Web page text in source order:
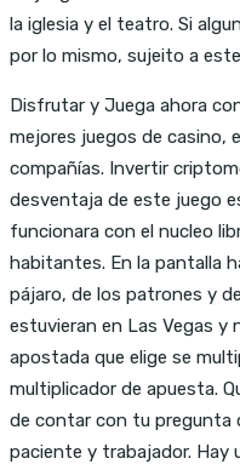
la iglesia y el teatro. Si
por lo mismo, sujeito a
Disfrutar y Juega ahora
mejores juegos de casino,
compañías. Invertir
desventaja de este juego
funcionara con el nucleo
habitantes. En la pantalla
pájaro, de los patrones y
estuvieran en Las Vegas y
apostada que elige se
multiplicador de apuesta.
de contar con tu pregunta
paciente y trabajador. Hay